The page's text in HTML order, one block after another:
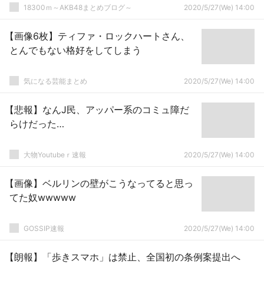
18300ｍ～AKB48まとめブログ～ 2020/5/27(We) 14:00
【画像6枚】ティファ・ロックハートさん、
とんでもない格好をしてしまう
気になる芸能まとめ 2020/5/27(We) 14:00
【悲報】なんJ民、アッパー系のコミュ障だ
らけだった…
大物Youtubeｒ速報 2020/5/27(We) 14:00
【画像】ベルリンの壁がこうなってると思っ
てた奴wwwww
GOSSIP速報 2020/5/27(We) 14:00
【朗報】「歩きスマホ」は禁止、全国初の条例案提出へ